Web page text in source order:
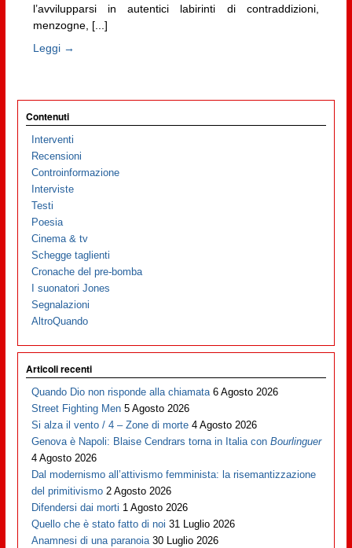
l’avvilupparsi in autentici labirinti di contraddizioni,
menzogne, [...]
Leggi →
Contenuti
Interventi
Recensioni
Controinformazione
Interviste
Testi
Poesia
Cinema & tv
Schegge taglienti
Cronache del pre-bomba
I suonatori Jones
Segnalazioni
AltroQuando
Articoli recenti
Quando Dio non risponde alla chiamata 6 Agosto 2026
Street Fighting Men 5 Agosto 2026
Si alza il vento / 4 – Zone di morte 4 Agosto 2026
Genova è Napoli: Blaise Cendrars torna in Italia conBourlinguer
4 Agosto 2026
Dal modernismo all’attivismo femminista: la risemantizzazione
del primitivismo 2 Agosto 2026
Difendersi dai morti 1 Agosto 2026
Quello che è stato fatto di noi 31 Luglio 2026
Anamnesi di una paranoia 30 Luglio 2026